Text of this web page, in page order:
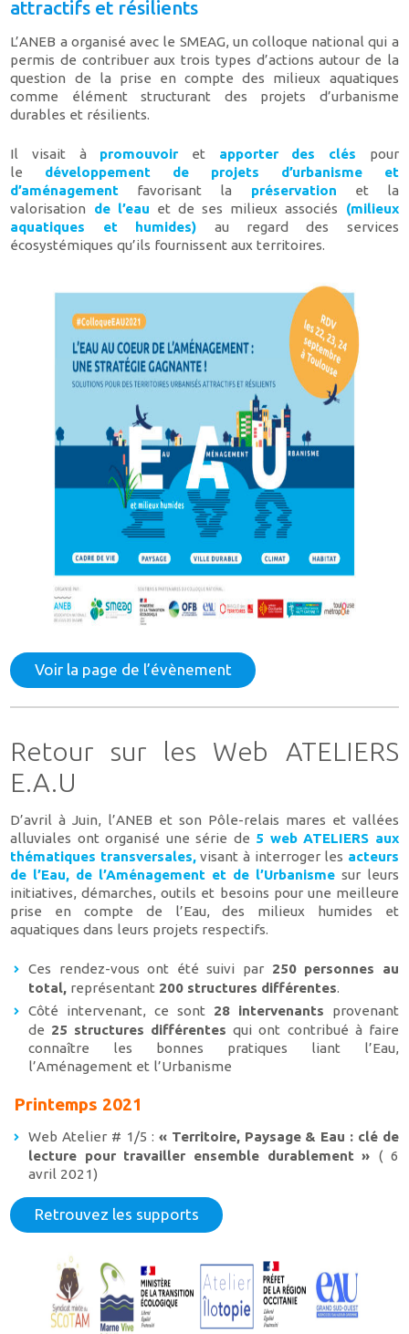
attractifs et résilients
L’ANEB a organisé avec le SMEAG, un colloque national qui a
permis de contribuer aux trois types d’actions autour de la
question de la prise en compte des milieux aquatiques
comme élément structurant des projets d’urbanisme
durables et résilients.
Il visait à promouvoir et apporter des clés pour
le développement de projets d’urbanisme et
d’aménagement favorisant la préservation et la
valorisation de l’eau et de ses milieux associés (milieux
aquatiques et humides) au regard des services
écosystémiques qu’ils fournissent aux territoires.
Voir la page de l’évènement
Retour sur les Web ATELIERS
E.A.U
D’avril à Juin, l’ANEB et son Pôle-relais mares et vallées
alluviales ont organisé une série de 5 web ATELIERS aux
thématiques transversales,visant à interroger les acteurs
de l’Eau, de l’Aménagement et de l’Urbanismesur leurs
initiatives, démarches, outils et besoins pour une meilleure
prise en compte de l’Eau, des milieux humides et
aquatiques dans leurs projets respectifs.
Ces rendez-vous ont été suivi par 250 personnes au
total, représentant 200 structures différentes.
Côté intervenant, ce sont 28 intervenants provenant
de 25 structures différentes qui ont contribué à faire
connaître les bonnes pratiques liant l’Eau,
l’Aménagement et l’Urbanisme
Printemps 2021
Web Atelier # 1/5 :« Territoire, Paysage & Eau : clé de
lecture pour travailler ensemble durablement » ( 6
avril 2021)
Retrouvez les supports